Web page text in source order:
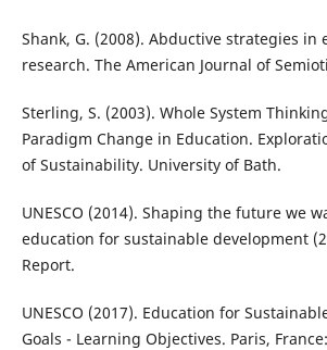
Shank, G. (2008). Abductive strategies in
research. The American Journal of
Sterling, S. (2003). Whole System
Paradigm Change in Education.
of Sustainability. University of Bath.
UNESCO (2014). Shaping the future we
education for sustainable development
Report.
UNESCO (2017). Education for
Goals - Learning Objectives. Paris, France: